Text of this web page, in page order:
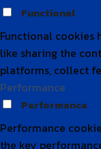
Analytics
Analytical cookies
interact with the
information on
traffic source, etc.
Advertisement
Advertisement